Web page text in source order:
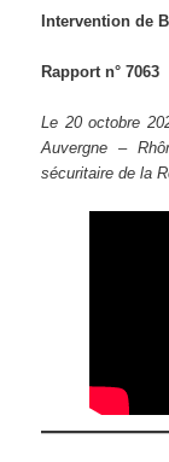
Intervention de
Rapport n° 7063
Le 20 octobre
Auvergne –
sécuritaire de la